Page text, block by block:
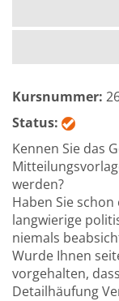
Kursnummer:
Status:
Kennen Sie das
werden?
Haben Sie
langwierige
niemals
Wurde Ihnen
vorgehalten,
Detailhäufung